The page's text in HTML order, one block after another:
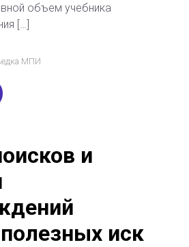
объем учебника
[…]
МПИ
и
иск